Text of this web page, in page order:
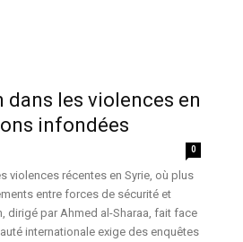
les violences en
infondées
0
violences récentes en Syrie, où plus
entre forces de sécurité et
dirigé par Ahmed al-Sharaa, fait face
internationale exige des enquêtes